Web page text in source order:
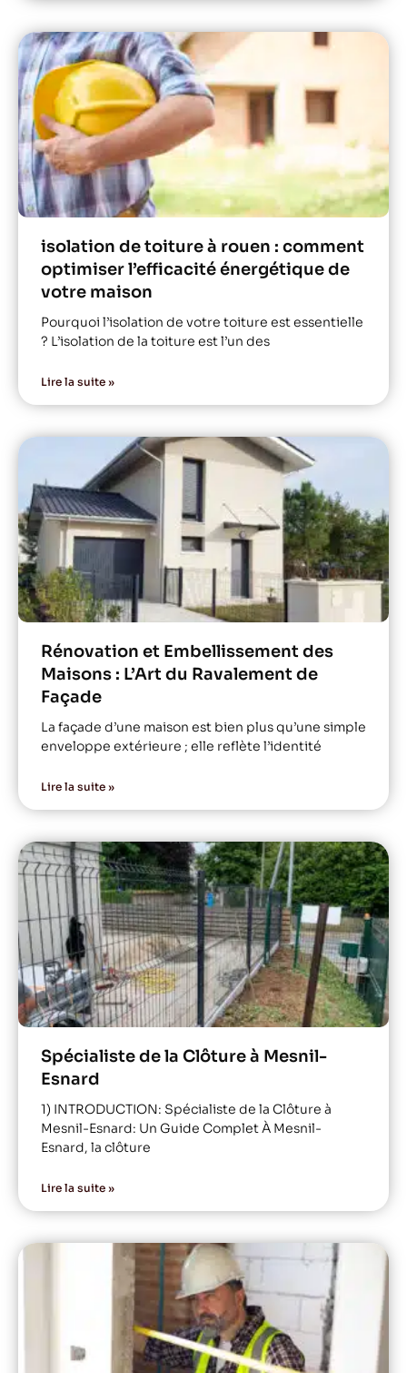
isolation de toiture à rouen : comment
optimiser l’efficacité énergétique de
votre maison
Pourquoi l’isolation de votre toiture est essentielle
? L’isolation de la toiture est l’un des
Lire la suite »
Rénovation et Embellissement des
Maisons : L’Art du Ravalement de
Façade
La façade d’une maison est bien plus qu’une simple
enveloppe extérieure ; elle reflète l’identité
Lire la suite »
Spécialiste de la Clôture à Mesnil-
Esnard
1) INTRODUCTION: Spécialiste de la Clôture à
Mesnil-Esnard: Un Guide Complet À Mesnil-
Esnard, la clôture
Lire la suite »